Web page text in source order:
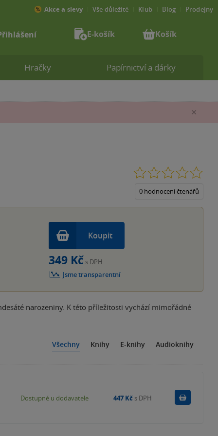
0 hodnocení čtenářů
Koupit
349 Kč s DPH
Jsme transparentní
narozeniny. K této příležitosti vychází mimořádné
Všechny Knihy E-knihy Audioknihy
Dostupné u dodavatele 447 Kč s DPH
Hračky Papírnictví a dárky
Akce a slevy Vše důležité Klub Blog Prodejny
E-košík Košík